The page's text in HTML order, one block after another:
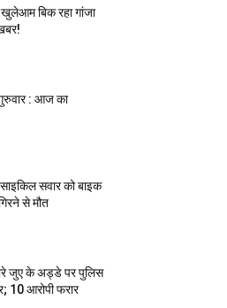
बिक रहा गांजा
: आज का
सवार को बाइक
से मौत
जुए के अड्डे पर पुलिस
10 आरोपी फरार